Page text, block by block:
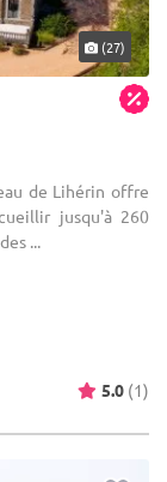
(27)
de Lihérin offre
jusqu'à 260
...
5.0 (1)